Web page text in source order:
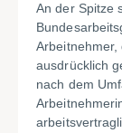
An der Spitze
Arbeitnehmer,
ausdrücklich
nach dem